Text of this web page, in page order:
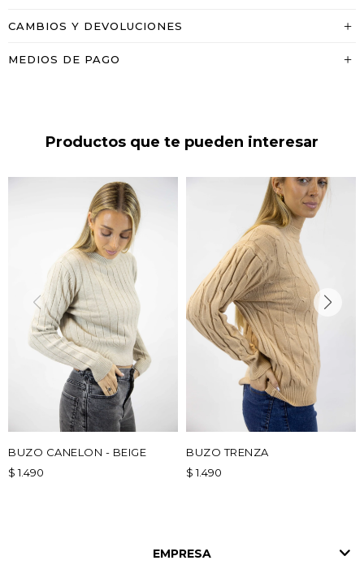
CAMBIOS Y DEVOLUCIONES
MEDIOS DE PAGO
Productos que te pueden interesar
BUZO CANELON - BEIGE
$ 1.490
BUZO TRENZA
$ 1.490
EMPRESA